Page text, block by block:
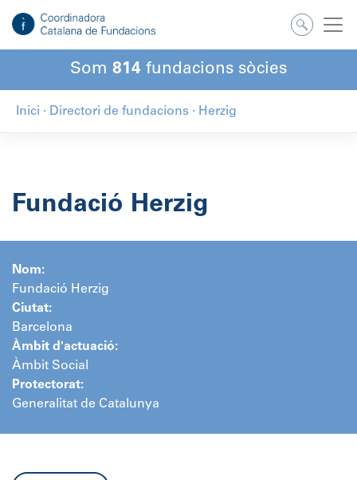
contingut
Som 814 fundacions sòcies
Inici · Directori de fundacions · Herzig
Fundació Herzig
Nom:
Fundació Herzig
Ciutat:
Barcelona
Àmbit d'actuació:
Àmbit Social
Protectorat:
Generalitat de Catalunya